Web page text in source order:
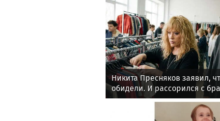
Никита Пресняков заявил,
обидели. И рассорился с
политики